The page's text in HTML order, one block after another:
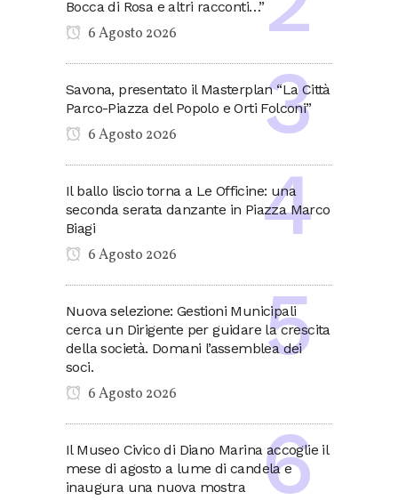
Bocca di Rosa e altri racconti…”
6 Agosto 2026
Savona, presentato il Masterplan “La Città
Parco-Piazza del Popolo e Orti Folconi”
6 Agosto 2026
Il ballo liscio torna a Le Officine: una
seconda serata danzante in Piazza Marco
Biagi
6 Agosto 2026
Nuova selezione: Gestioni Municipali
cerca un Dirigente per guidare la crescita
della società. Domani l’assemblea dei
soci.
6 Agosto 2026
Il Museo Civico di Diano Marina accoglie il
mese di agosto a lume di candela e
inaugura una nuova mostra